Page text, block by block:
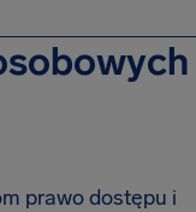
prawo dostępu i